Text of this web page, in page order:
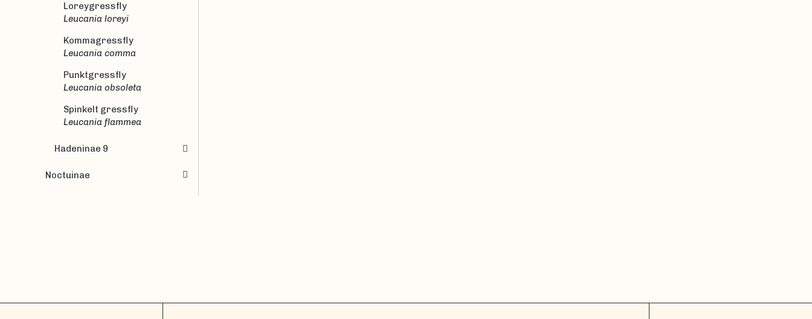
Loreygressfly
Leucania loreyi
Kommagressfly
Leucania comma
Punktgressfly
Leucania obsoleta
Spinkelt gressfly
Leucania flammea
Hadeninae 9
Noctuinae